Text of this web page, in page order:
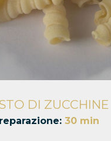
DI ZUCCHINE
30 min